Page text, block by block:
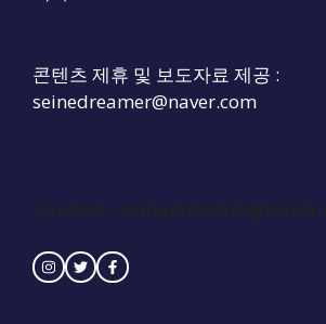
콘텐츠 제휴 및 보도자료 제공 :
seinedreamer@naver.com
Contact :